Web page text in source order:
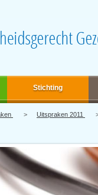
Stichting
Uitspraken 2011